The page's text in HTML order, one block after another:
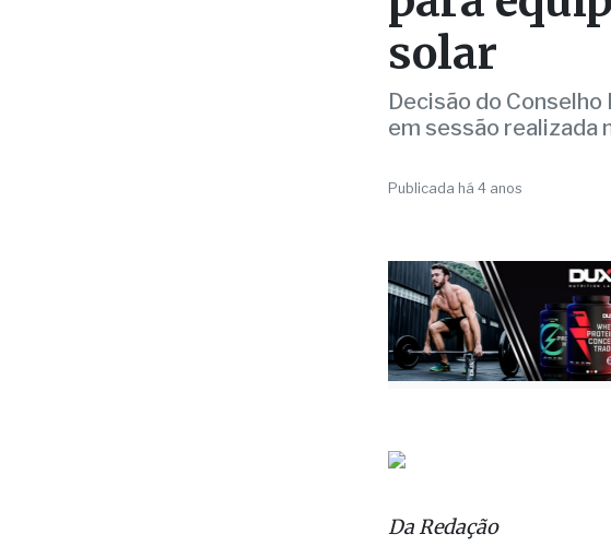
Publicada há 4 anos
Da Redação
O Plenário da
com a decisão do